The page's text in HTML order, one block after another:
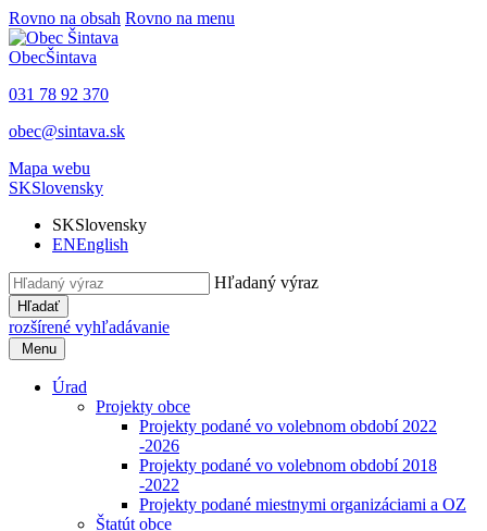
Rovno na obsah Rovno na menu
ObecŠintava
031 78 92 370
obec@sintava.sk
Mapa webu
SKSlovensky
SKSlovensky
ENEnglish
Hľadaný výraz
Hľadať
rozšírené vyhľadávanie
Menu
Úrad
Projekty obce
Projekty podané vo volebnom období 2022
-2026
Projekty podané vo volebnom období 2018
-2022
Projekty podané miestnymi organizáciami a OZ
Štatút obce